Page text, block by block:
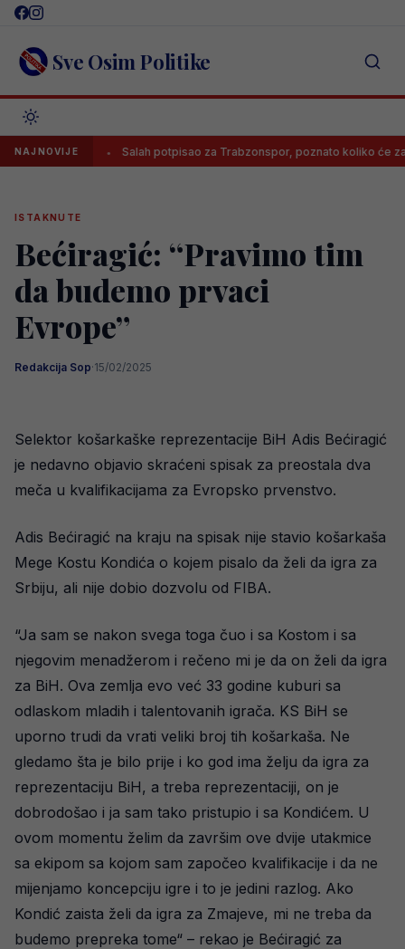
Skip
content Sve Osim Politike
NAJNOVIJE Salah potpisao za Trabzonspor, poznato koliko će
ISTAKNUTE
Bećiragić: “Pravimo tim
da budemo prvaci
Evrope”
Redakcija Sop·15/02/2025
Selektor košarkaške reprezentacije BiH Adis Bećiragić
je nedavno objavio skraćeni spisak za preostala dva
meča u kvalifikacijama za Evropsko prvenstvo.
Adis Bećiragić na kraju na spisak nije stavio košarkaša
Mege Kostu Kondića o kojem pisalo da želi da igra za
Srbiju, ali nije dobio dozvolu od FIBA.
“Ja sam se nakon svega toga čuo i sa Kostom i sa
njegovim menadžerom i rečeno mi je da on želi da igra
za BiH. Ova zemlja evo već 33 godine kuburi sa
odlaskom mladih i talentovanih igrača. KS BiH se
uporno trudi da vrati veliki broj tih košarkaša. Ne
gledamo šta je bilo prije i ko god ima želju da igra za
reprezentaciju BiH, a treba reprezentaciji, on je
dobrodošao i ja sam tako pristupio i sa Kondićem. U
ovom momentu želim da završim ove dvije utakmice
sa ekipom sa kojom sam započeo kvalifikacije i da ne
mijenjamo koncepciju igre i to je jedini razlog. Ako
Kondić zaista želi da igra za Zmajeve, mi ne treba da
budemo prepreka tome“ – rekao je Bećiragić za